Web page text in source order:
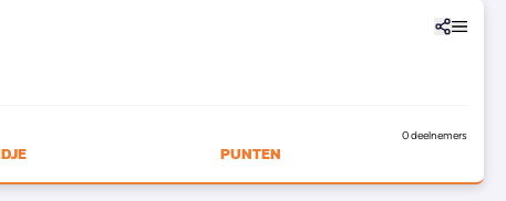
0 deelnemers
PUNTEN